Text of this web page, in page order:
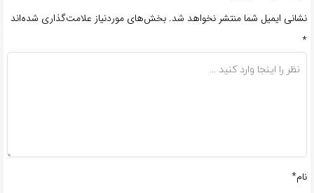
نشانی ایمیل شما منتشر نخواهد شد. بخش‌های موردنیاز علامت‌گذاری شده‌اند
*
نام*